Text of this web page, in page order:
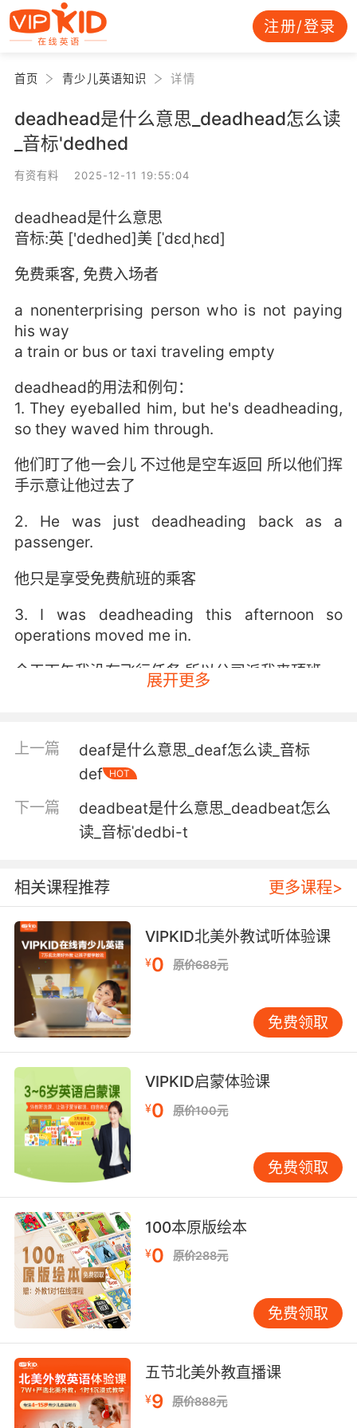
注册/登录
首页 青少儿英语知识 详情
deadhead是什么意思_deadhead怎么读
_音标'dedhed
有资有料 2025-12-11 19:55:04
deadhead是什么意思
音标:英 ['dedhed]美 [ˈdɛdˌhɛd]
免费乘客, 免费入场者
a nonenterprising person who is not paying
his way
a train or bus or taxi traveling empty
deadhead的用法和例句：
1. They eyeballed him, but he's deadheading,
so they waved him through.
他们盯了他一会儿 不过他是空车返回 所以他们挥
手示意让他过去了
2. He was just deadheading back as a
passenger.
他只是享受免费航班的乘客
3. I was deadheading this afternoon so
operations moved me in.
今天下午我没有飞行任务 所以公司派我来顶班
抓住了一个害死我们人的行尸
5. I were ready to settle down before you ing
deadheads turn up.
6. I realized I could make money selling my
medication to deadheads.
我可以把我的药卖给笨蛋来赚钱
展开更多
上一篇
deaf是什么意思_deaf怎么读_音标
def
HOT
下一篇
deadbeat是什么意思_deadbeat怎么
读_音标ˈdedbi-t
相关课程推荐 更多课程>
VIPKID北美外教试听体验课
¥0 原价688元
免费领取
VIPKID启蒙体验课
¥0 原价100元
免费领取
100本原版绘本
¥0 原价288元
免费领取
五节北美外教直播课
¥9 原价888元